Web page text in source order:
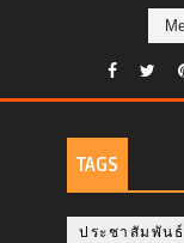
TAGS
ประชาสัมพันธ์